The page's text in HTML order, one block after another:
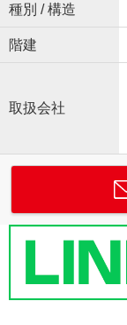
種別 / 構造
階建
取扱会社